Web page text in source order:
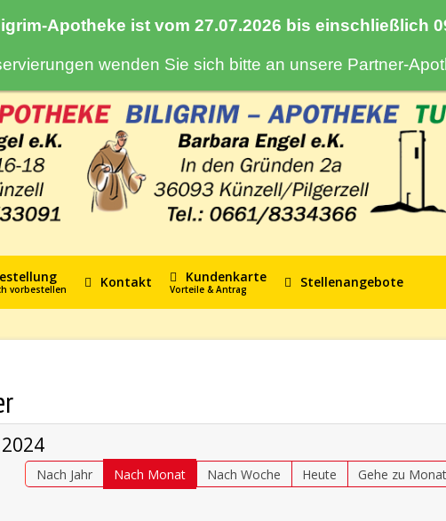
Apotheke ist vom 27.07.2026 bis einschließlich
wenden Sie sich bitte an unsere Partner-
vorbestellen Kontakt Kundenkarte
Vorteile & Antrag Stellenangebote
2024
Nach Jahr Nach Monat Nach Woche Heute Gehe zu Monat